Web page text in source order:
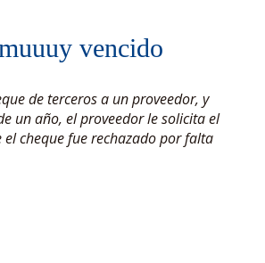
vencido
de terceros a un proveedor, y
un año, el proveedor le solicita el
cheque fue rechazado por falta